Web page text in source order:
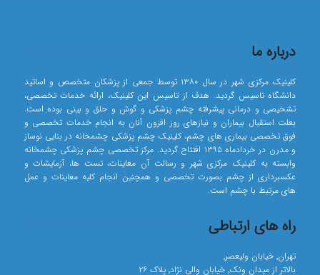
درباره ما
کلینیک مرکزی شهر در سال ۱۳۸۰ توسط جمعی از پزشکان متخصص و اساتید
دانشگاه تاسیس گردید. هدف از تاسیس این کلینیک، ارائه خدمات تخصصی،
تشخیصی و درمانی پیشرفته چشم پزشکی و گوش و حلق و بینی بوده است.
بعلت استقبال بیماران و نیازهای روز افزون آنان به انجام خدمات تخصصی و
فوق تخصصی بیماری های چشم، کلینیک چشم پزشکی چشمخانه در بنایی نوساز
و مدرن در خردادماه ۱۳۹۵ افتتاح گردید. مرکز تخصصی چشم پزشکی چشمخانه
وابسته به کلینیک مرکزی شهر و رسالت آن معاینات، تست ها، آزمایشات و
عکسبرداری از چشم بصورت تخصصی و همچنین انجام کلیه معاینات و عمل
های مرتبط با چشم است.
راه های ارتباطی
تهران٬ خیابان ولیعصر٬
بالاتر از میدان ونک٬ خیابان والی نژاد٬ پلاک ۲۶